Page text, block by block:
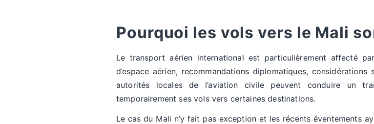
Pourquoi les vols vers le Mali
Le transport aérien international est particulièrement affecté
d’espace aérien, recommandations diplomatiques,
autorités locales de l’aviation civile peuvent conduire un
temporairement ses vols vers certaines destinations.
Le cas du Mali n’y fait pas exception et les récents éventements